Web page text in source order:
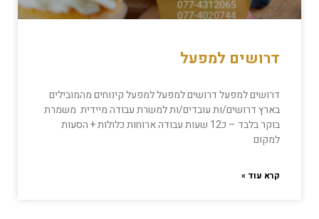
דרושים למפעל
דרושים למפעל דרושים למפעל למפעל קינוחים מהמובילים
בארץ דרושים/ות עובדים/ות למשרת עבודה מיידית משמרת
בוקר בלבד – כ12 שעות עבודה ארוחות כלולות + הסעות
למקום
קרא עוד »